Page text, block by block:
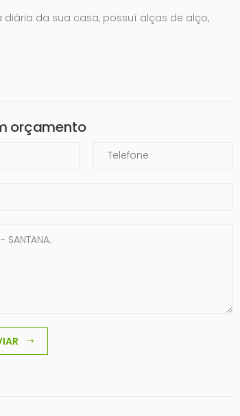
diária da sua casa, possuí alças de alço,
orçamento
Telefone